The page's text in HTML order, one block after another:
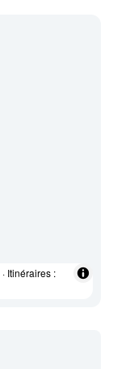
· Itinéraires :